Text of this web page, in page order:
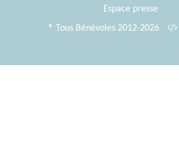
Espace presse
® Tous Bénévoles 2012-2026